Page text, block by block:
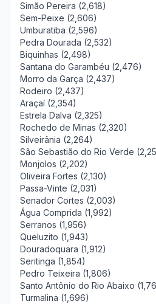
Simão Pereira (2,618)
Sem-Peixe (2,606)
Umburatiba (2,596)
Pedra Dourada (2,532)
Biquinhas (2,498)
Santana do Garambéu (2,476)
Morro da Garça (2,437)
Rodeiro (2,437)
Araçaí (2,354)
Estrela Dalva (2,325)
Rochedo de Minas (2,320)
Silveirânia (2,264)
São Sebastião do Rio Verde
Monjolos (2,202)
Oliveira Fortes (2,130)
Passa-Vinte (2,031)
Senador Cortes (2,003)
Água Comprida (1,992)
Serranos (1,956)
Queluzito (1,943)
Douradoquara (1,912)
Seritinga (1,854)
Pedro Teixeira (1,806)
Santo Antônio do Rio Abaixo
Turmalina (1,696)